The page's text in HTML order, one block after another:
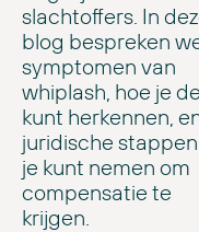
slachtoffers. In
blog bespreken
symptomen van
whiplash, hoe je
kunt herkennen,
juridische
je kunt nemen om
compensatie te
krijgen.